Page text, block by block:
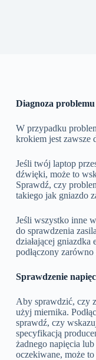
Diagnoza problemu
W przypadku
krokiem jest zawsze
Jeśli twój laptop
dźwięki, może to
Sprawdź, czy
takiego jak gniazdo
Jeśli wszystko inne
do sprawdzenia
działającej gniazdka
podłączony
Sprawdzenie
Aby sprawdzić, czy
użyj miernika.
sprawdź, czy
specyfikacją
żadnego napięcia
oczekiwane, może